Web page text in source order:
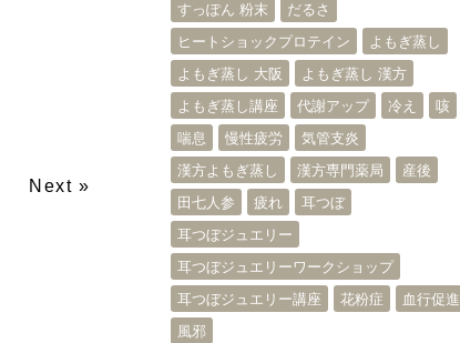
Next »
すっぽん 粉末
だるさ
ヒートショックプロテイン
よもぎ蒸し
よもぎ蒸し 大阪
よもぎ蒸し 漢方
よもぎ蒸し講座
代謝アップ 冷え
咳
喘息
慢性疲労
気管支炎
漢方よもぎ蒸し
漢方専門薬局
産後
田七人参
疲れ
耳つぼ
耳つぼジュエリー
耳つぼジュエリーワークショップ
耳つぼジュエリー講座
花粉症
血行促進
風邪